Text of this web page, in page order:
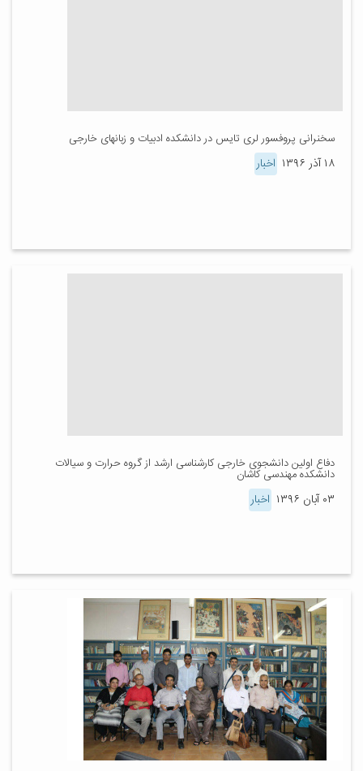
سخنرانی پروفسور لری تایس در دانشکده ادبیات و زبان‎های خارجی
۱۸ آذر ۱۳۹۶ اخبار
دفاع اولین دانشجوی خارجی کارشناسی ارشد از گروه حرارت و سیالات
دانشکده مهندسی کاشان
۰۳ آبان ۱۳۹۶ اخبار